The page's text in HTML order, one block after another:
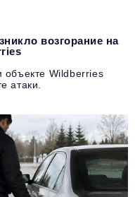
возгорание на
объекте Wildberries
атаки.